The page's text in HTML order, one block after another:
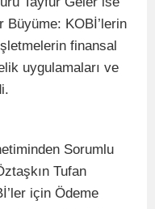
Büyüme: KOBİ’lerin
finansal
uygulamaları ve
Sorumlu
Tufan
için Ödeme